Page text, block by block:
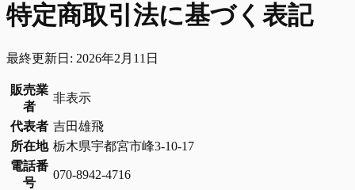
特定商取引法に基づく表記
最終更新日: 2026年2月11日
販売業
者
非表示
代表者 吉田雄飛
所在地 栃木県宇都宮市峰3-10-17
電話番
号
070-8942-4716